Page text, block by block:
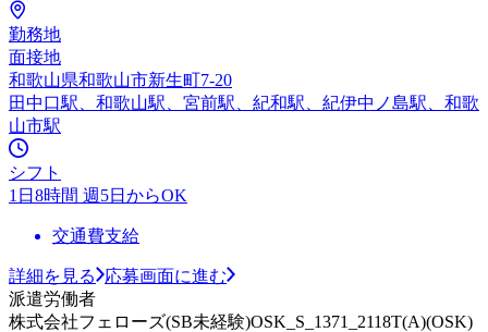
勤務地
面接地
和歌山県和歌山市新生町7-20
田中口駅、和歌山駅、宮前駅、紀和駅、紀伊中ノ島駅、和歌
山市駅
シフト
1日8時間 週5日からOK
交通費支給
詳細を見る
応募画面に進む
派遣労働者
株式会社フェローズ(SB未経験)OSK_S_1371_2118T(A)(OSK)